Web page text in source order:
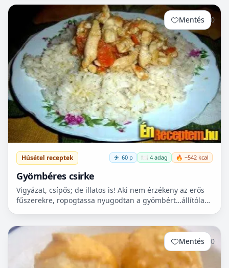
Mentés 0
Húsétel receptek 60 p 🍽️ 4 adag 🔥 ~542 kcal
Gyömbéres csirke
Vigyázat, csípős; de illatos is! Aki nem érzékeny az erős
fűszerekre, ropogtassa nyugodtan a gyömbért…állítólag
Mentés 0